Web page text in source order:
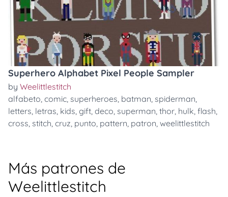
Superhero Alphabet Pixel People Sampler
by Weelittlestitch
alfabeto, comic, superheroes, batman, spiderman,
letters, letras, kids, gift, deco, superman, thor, hulk, flash,
cross, stitch, cruz, punto, pattern, patron, weelittlestitch
Más patrones de
Weelittlestitch